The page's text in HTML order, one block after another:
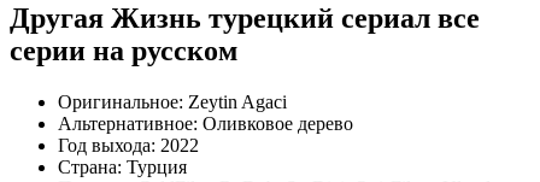
Другая Жизнь турецкий сериал все
серии на русском
Оригинальное: Zeytin Agaci
Альтернативное: Оливковое дерево
Год выхода: 2022
Страна: Турция